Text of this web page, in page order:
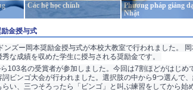
Các hệ học chính
Phương pháp giảng
Nhật
金授与式
ズー岡本奨励金授与式が本校大教室で行われました。
な成績を収めた学生に授与される奨励金です。
103名の受賞者が参加しました。今回は7割ほどがはじ
ビンゴ大会が行われました。選択肢の中から9つ選ん
い、三つそろったら「ビンゴ」と叫ぶ練習をしてから